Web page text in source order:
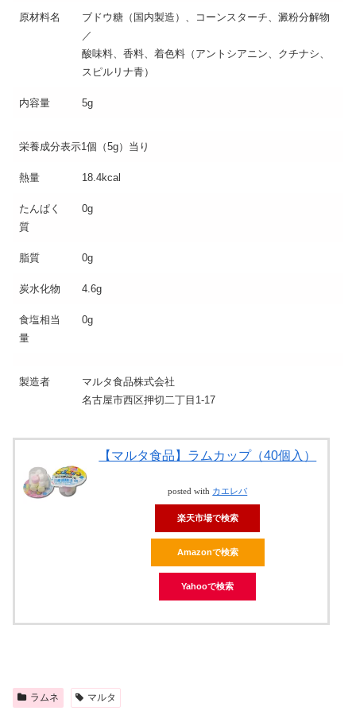
原材料名
ブドウ糖（国内製造）、コーンスターチ、澱粉分解物
／
酸味料、香料、着色料（アントシアニン、クチナシ、
スピルリナ青）
内容量 5g
栄養成分表示1個（5g）当り
熱量 18.4kcal
たんぱく
質
0g
脂質 0g
炭水化物 4.6g
食塩相当
量
0g
製造者
マルタ食品株式会社
名古屋市西区押切二丁目1-17
【マルタ食品】ラムカップ（40個入）
posted with カエレバ
楽天市場で検索
Amazonで検索
Yahooで検索
ラムネ マルタ